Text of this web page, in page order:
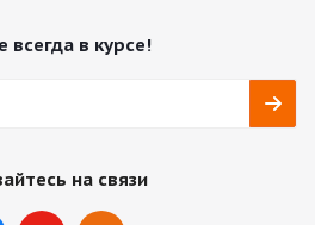
всегда в курсе!
на связи